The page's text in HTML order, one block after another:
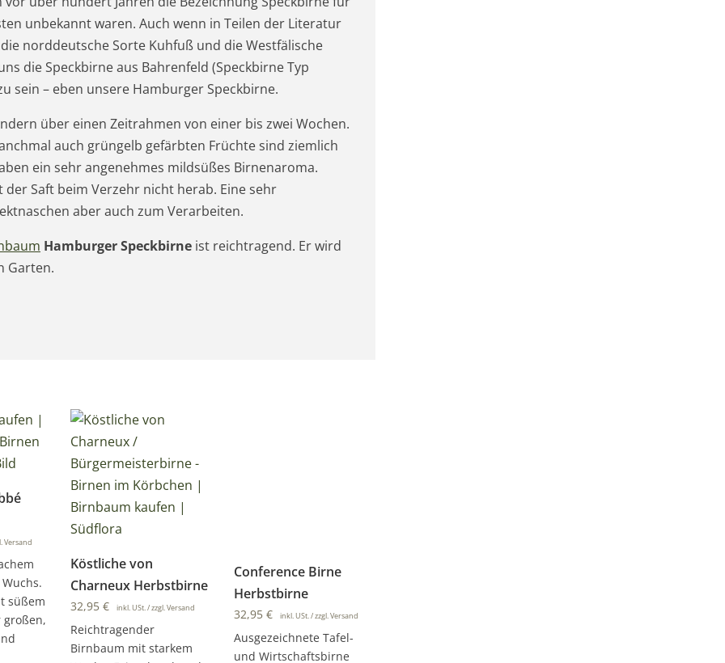
unbekannt waren. Auch wenn in Teilen der Literatur
norddeutsche Sorte Kuhfuß und die Westfälische
die Speckbirne aus Bahrenfeld (Speckbirne Typ
sein – eben unsere Hamburger Speckbirne.
über einen Zeitrahmen von einer bis zwei Wochen.
auch grüngelb gefärbten Früchte sind ziemlich
ein sehr angenehmes mildsüßes Birnenaroma.
Saft beim Verzehr nicht herab. Eine sehr
aber auch zum Verarbeiten.
Hamburger Speckbirne ist reichtragend. Er wird
Garten.
Versand
süßem
großen,
Köstliche von
Charneux Herbstbirne
32,95€ inkl. USt. / zzgl. Versand
Reichtragender
Birnbaum mit starkem
Conference Birne
Herbstbirne
32,95 € inkl. USt. / zzgl. Versand
Ausgezeichnete Tafel-
und Wirtschaftsbirne